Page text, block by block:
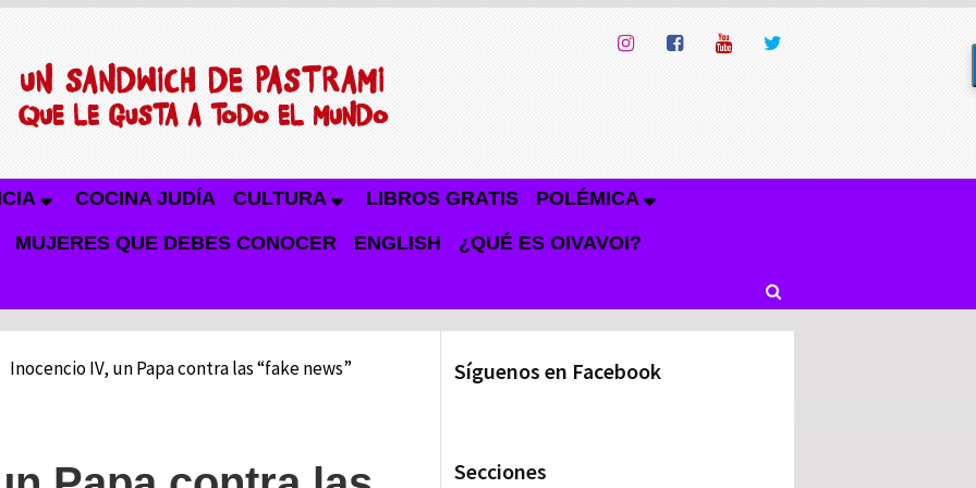
COCINA JUDÍA CULTURA LIBROS GRATIS POLÉMICA
MUJERES QUE DEBES CONOCER ENGLISH ¿QUÉ ES OIVAVOI?
Inocencio IV, un Papa contra las “fake news” Síguenos en Facebook
Secciones